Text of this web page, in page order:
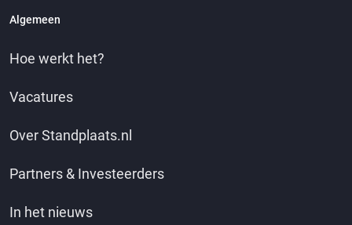
Algemeen
Hoe werkt het?
Vacatures
Over Standplaats.nl
Partners & Investeerders
In het nieuws